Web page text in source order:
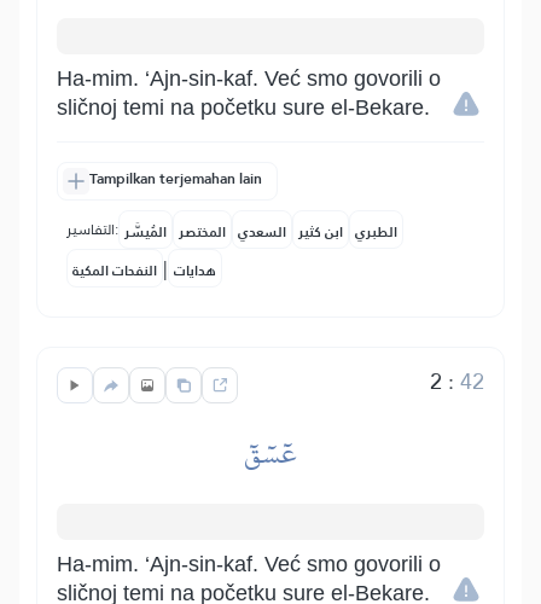
Ha-mim. ‘Ajn-sin-kaf. Već smo govorili o
sličnoj temi na početku sure el-Bekare.
Tampilkan terjemahan lain
التفاسير: المُيسَّر المختصر السعدي ابن كثير الطبري
النفحات المكية | هدايات
2 :42
عٓسٓقٓ
Ha-mim. ‘Ajn-sin-kaf. Već smo govorili o
sličnoj temi na početku sure el-Bekare.